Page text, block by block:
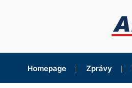
Homepage Zprávy